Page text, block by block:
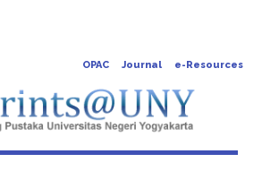
OPAC Journal e-Resources